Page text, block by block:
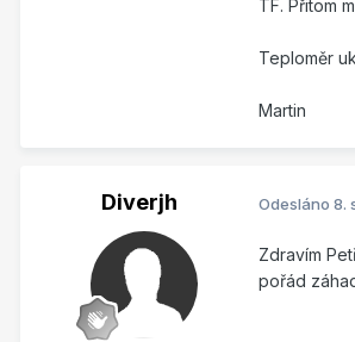
TF. Přitom
Teploměr
Martin
Diverjh Odesláno 8.
Zdravím
pořád